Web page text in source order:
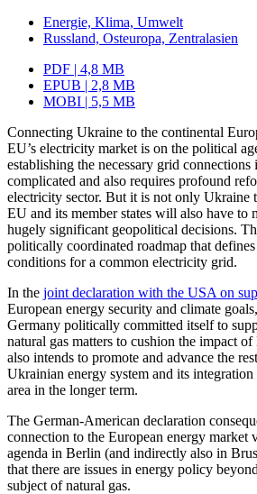
Energie, Klima, Umwelt
Russland, Osteuropa, Zentralasien
PDF | 4,8 MB
EPUB | 2,8 MB
MOBI | 5,5 MB
Connecting Ukraine to the continental
EU’s electricity market is on the political
establishing the necessary grid connec­tions
complicated and also requires profound
electricity sector. But it is not only Ukraine
EU and its member states will also have to
hugely significant geopolitical decisions.
politically coordinated roadmap that
conditions for a common electricity grid.
In the joint declaration with the USA on
European energy security and climate
Germany politically committed itself to
natural gas matters to cushion the impact
also intends to promote and advance the
Ukrainian energy system and its
area in the longer term.
The German-American declaration
connection to the European energy market
agenda in Berlin (and indirectly also in
that there are issues in energy policy
subject of natural gas.